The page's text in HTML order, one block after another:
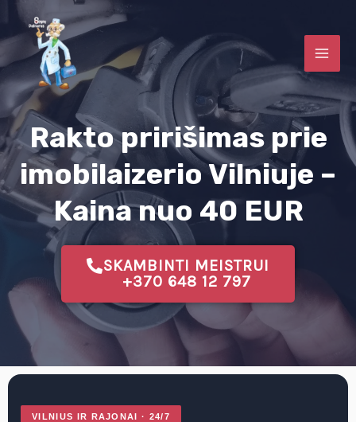
Pereiti
prie
turinio
Rakto pririšimas prie
imobilaizerio Vilniuje –
Kaina nuo 40 EUR
SKAMBINTI MEISTRUI
+370 648 12 797
VILNIUS IR RAJONAI · 24/7